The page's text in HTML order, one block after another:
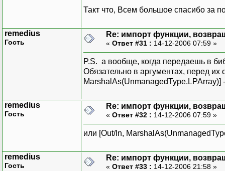
Такт что, Всем большое спасибо за
remedius
Гость
Re: импорт функции,
« Ответ #31 : 14-12-2006 07:59 »
P.S. а вообще, когда передаешь в
Обязательно в аргументах, перед
MarshalAs(UnmanagedType.LPArray)]
remedius
Гость
Re: импорт функции,
« Ответ #32 : 14-12-2006 07:59 »
или [Out/In,
remedius
Гость
Re: импорт функции,
« Ответ #33 : 14-12-2006 21:58 »